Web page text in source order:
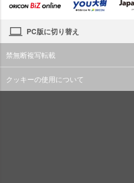
PC版に切り替え
禁無断複写転載
クッキーの使用について